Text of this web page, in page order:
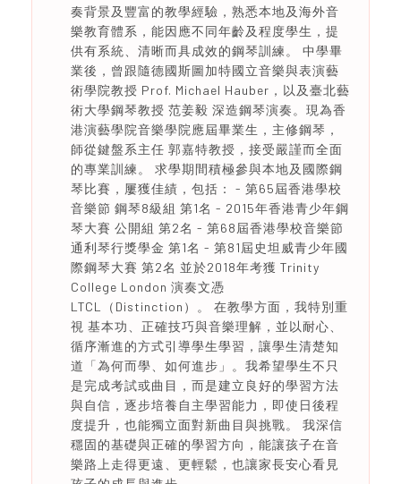
奏背景及豐富的教學經驗，熟悉本地及海外音
樂教育體系，能因應不同年齡及程度學生，提
供有系統、清晰而具成效的鋼琴訓練。 中學畢
業後，曾跟隨德國斯圖加特國立音樂與表演藝
術學院教授 Prof. Michael Hauber，以及臺北藝
術大學鋼琴教授 范姜毅 深造鋼琴演奏。現為香
港演藝學院音樂學院應屆畢業生，主修鋼琴，
師從鍵盤系主任 郭嘉特教授，接受嚴謹而全面
的專業訓練。 求學期間積極參與本地及國際鋼
琴比賽，屢獲佳績，包括： - 第65屆香港學校
音樂節 鋼琴8級組 第1名 - 2015年香港青少年鋼
琴大賽 公開組 第2名 - 第68屆香港學校音樂節
通利琴行獎學金 第1名 - 第81屆史坦威青少年國
際鋼琴大賽 第2名 並於2018年考獲 Trinity
College London 演奏文憑
LTCL（Distinction）。 在教學方面，我特別重
視 基本功、正確技巧與音樂理解，並以耐心、
循序漸進的方式引導學生學習，讓學生清楚知
道「為何而學、如何進步」。我希望學生不只
是完成考試或曲目，而是建立良好的學習方法
與自信，逐步培養自主學習能力，即使日後程
度提升，也能獨立面對新曲目與挑戰。 我深信
穩固的基礎與正確的學習方向，能讓孩子在音
樂路上走得更遠、更輕鬆，也讓家長安心看見